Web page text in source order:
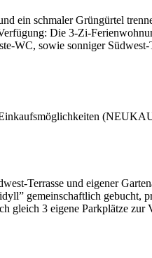
ein schmaler Grüngürtel
Die 3-Zi-
WC, sowie sonniger
Terrasse und eigener
gemeinschaftlich
gleich 3 eigene Parkplätze zur